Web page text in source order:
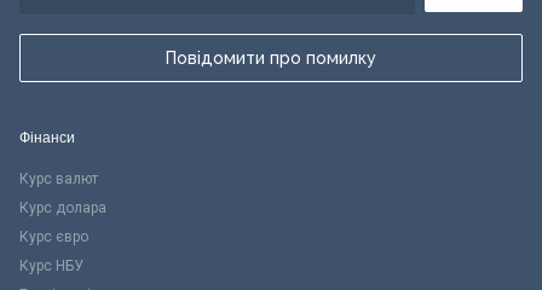
Повідомити про помилку
Фінанси
Курс валют
Курс долара
Курс євро
Курс НБУ